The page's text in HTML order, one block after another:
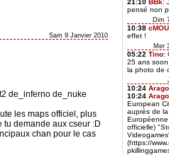
Sam 9 Janvier 2010
de_inferno de_nuke
les maps officiel, plus
demande aux cseur :D
chan pour le cas
21:10 BBk:
pensé non
Dim
10:38
effet !
Mer
05:22 Tino:
25 ans soon
la photo de
10:24
10:24
European
auprès de la
officielle)
(https://